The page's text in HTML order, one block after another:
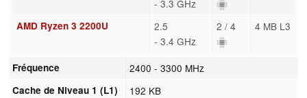
- 3.3 GHz
AMD Ryzen 3 2200U
2.5
- 3.4 GHz
2 / 4 4 MB L3
Fréquence 2400 - 3300 MHz
Cache de Niveau 1 (L1) 192 KB